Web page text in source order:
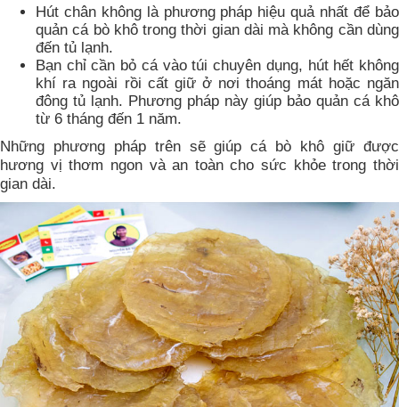
Hút chân không là phương pháp hiệu quả nhất để bảo
quản cá bò khô trong thời gian dài mà không cần dùng
đến tủ lạnh.
Bạn chỉ cần bỏ cá vào túi chuyên dụng, hút hết không
khí ra ngoài rồi cất giữ ở nơi thoáng mát hoặc ngăn
đông tủ lạnh. Phương pháp này giúp bảo quản cá khô
từ 6 tháng đến 1 năm.
Những phương pháp trên sẽ giúp cá bò khô giữ được
hương vị thơm ngon và an toàn cho sức khỏe trong thời
gian dài.